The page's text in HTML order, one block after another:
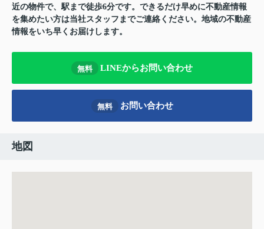
近の物件で、駅まで徒歩6分です。できるだけ早めに不動産情報
を集めたい方は当社スタッフまでご連絡ください。地域の不動産
情報をいち早くお届けします。
無料 LINEからお問い合わせ
無料 お問い合わせ
地図